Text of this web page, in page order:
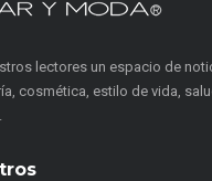
lectores un espacio de
cosmética, estilo de vida,